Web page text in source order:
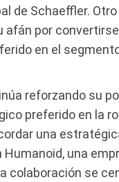
de Schaeffler.
afán por
en el
reforzando su
preferido en la
una
una
colaboración se